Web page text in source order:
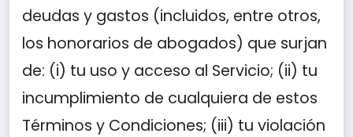
deudas y gastos (incluidos, entre otros,
los honorarios de abogados) que surjan
de: (i) tu uso y acceso al Servicio; (ii) tu
incumplimiento de cualquiera de estos
Términos y Condiciones; (iii) tu violación